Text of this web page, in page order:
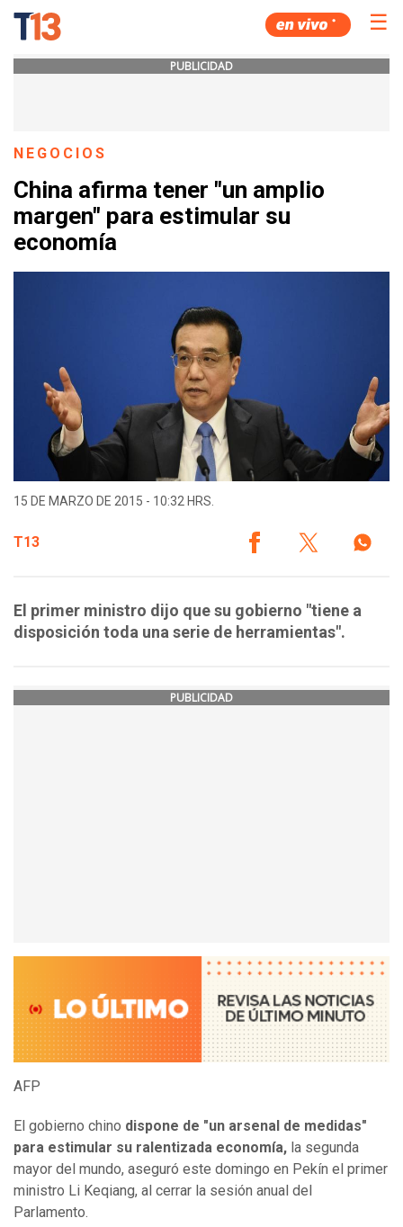
☰
PUBLICIDAD
NEGOCIOS
China afirma tener "un amplio
margen" para estimular su
economía
15 DE MARZO DE 2015 - 10:32 HRS.
T13
El primer ministro dijo que su gobierno "tiene a
disposición toda una serie de herramientas".
PUBLICIDAD
AFP
El gobierno chino dispone de "un arsenal de medidas"
para estimular su ralentizada economía, la segunda
mayor del mundo, aseguró este domingo en Pekín el primer
ministro Li Keqiang, al cerrar la sesión anual del
Parlamento.